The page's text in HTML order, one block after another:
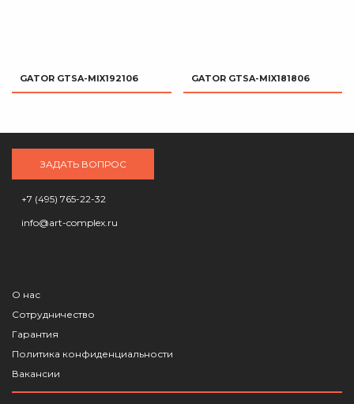
GATOR GTSA-MIX192106 GATOR GTSA-MIX181806
ЗАДАТЬ ВОПРОС
+7 (495) 765-22-32
info@art-complex.ru
О нас
Сотрудничество
Гарантия
Политика конфиденциальности
Вакансии